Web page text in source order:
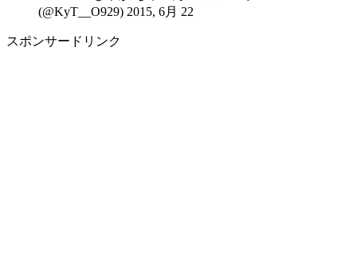
(@KyT__O929) 2015, 6月 22
スポンサードリンク